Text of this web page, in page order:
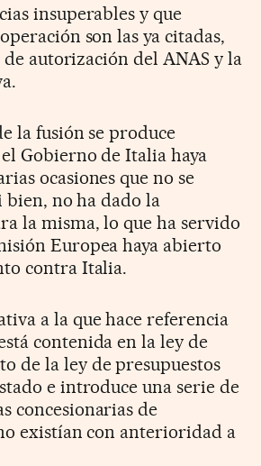
insuperables y que
son las ya citadas,
autorización del ANAS y la
la fusión se produce
Gobierno de Italia haya
ocasiones que no se
bien, no ha dado la
la misma, lo que ha servido
Europea haya abierto
contra Italia.
a la que hace referencia
contenida en la ley de
de la ley de presupuestos
e introduce una serie de
concesionarias de
existían con anterioridad a